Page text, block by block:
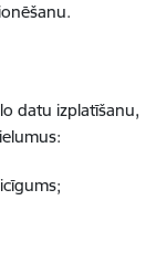
datu izplatīšanu,